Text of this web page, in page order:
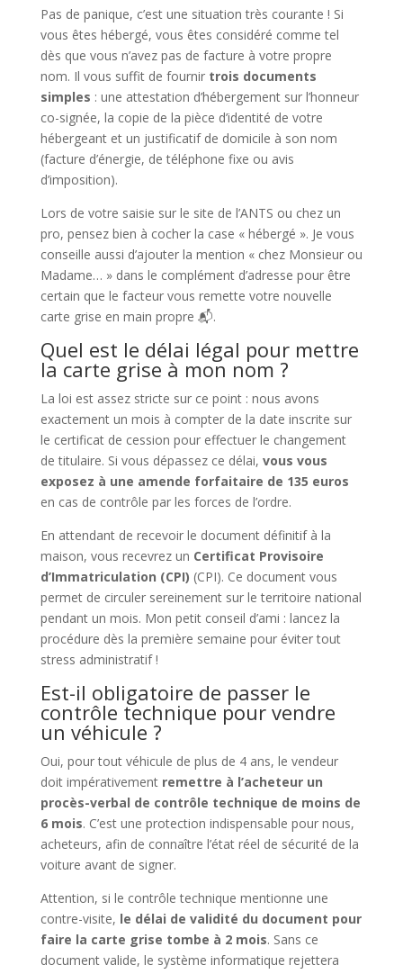
Pas de panique, c’est une situation très courante ! Si
vous êtes hébergé, vous êtes considéré comme tel
dès que vous n’avez pas de facture à votre propre
nom. Il vous suffit de fournir trois documents
simples : une attestation d’hébergement sur l’honneur
co-signée, la copie de la pièce d’identité de votre
hébergeant et un justificatif de domicile à son nom
(facture d’énergie, de téléphone fixe ou avis
d’imposition).
Lors de votre saisie sur le site de l’ANTS ou chez un
pro, pensez bien à cocher la case « hébergé ». Je vous
conseille aussi d’ajouter la mention « chez Monsieur ou
Madame… » dans le complément d’adresse pour être
certain que le facteur vous remette votre nouvelle
carte grise en main propre 📬.
Quel est le délai légal pour mettre
la carte grise à mon nom ?
La loi est assez stricte sur ce point : nous avons
exactement un mois à compter de la date inscrite sur
le certificat de cession pour effectuer le changement
de titulaire. Si vous dépassez ce délai, vous vous
exposez à une amende forfaitaire de 135 euros
en cas de contrôle par les forces de l’ordre.
En attendant de recevoir le document définitif à la
maison, vous recevrez un Certificat Provisoire
d’Immatriculation (CPI) (CPI). Ce document vous
permet de circuler sereinement sur le territoire national
pendant un mois. Mon petit conseil d’ami : lancez la
procédure dès la première semaine pour éviter tout
stress administratif !
Est-il obligatoire de passer le
contrôle technique pour vendre
un véhicule ?
Oui, pour tout véhicule de plus de 4 ans, le vendeur
doit impérativement remettre à l’acheteur un
procès-verbal de contrôle technique de moins de
6 mois. C’est une protection indispensable pour nous,
acheteurs, afin de connaître l’état réel de sécurité de la
voiture avant de signer.
Attention, si le contrôle technique mentionne une
contre-visite, le délai de validité du document pour
faire la carte grise tombe à 2 mois. Sans ce
document valide, le système informatique rejettera